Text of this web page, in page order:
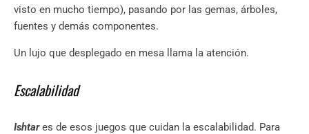
visto en mucho tiempo), pasando por las gemas, árboles,
fuentes y demás componentes.
Un lujo que desplegado en mesa llama la atención.
Escalabilidad
Ishtares de esos juegos que cuidan la escalabilidad. Para